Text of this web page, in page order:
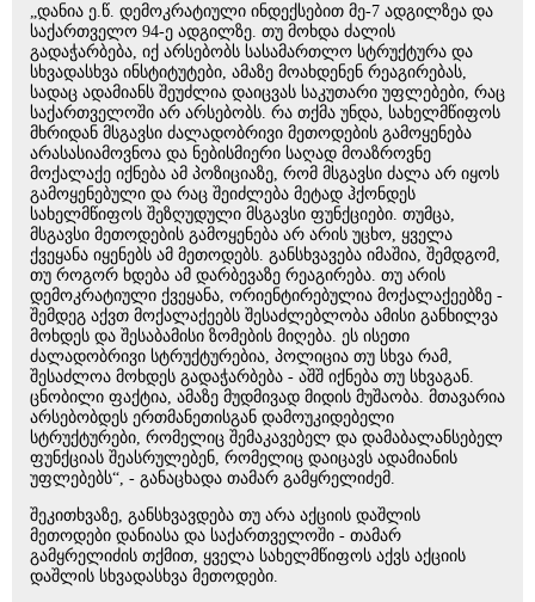
„დანია ე.წ. დემოკრატიული ინდექსებით მე-7 ადგილზეა და
საქართველო 94-ე ადგილზე. თუ მოხდა ძალის
გადაჭარბება, იქ არსებობს სასამართლო სტრუქტურა და
სხვადასხვა ინსტიტუტები, ამაზე მოახდენენ რეაგირებას,
სადაც ადამიანს შეუძლია დაიცვას საკუთარი უფლებები, რაც
საქართველოში არ არსებობს. რა თქმა უნდა, სახელმწიფოს
მხრიდან მსგავსი ძალადობრივი მეთოდების გამოყენება
არასასიამოვნოა და ნებისმიერი საღად მოაზროვნე
მოქალაქე იქნება ამ პოზიციაზე, რომ მსგავსი ძალა არ იყოს
გამოყენებული და რაც შეიძლება მეტად ჰქონდეს
სახელმწიფოს შეზღუდული მსგავსი ფუნქციები. თუმცა,
მსგავსი მეთოდების გამოყენება არ არის უცხო, ყველა
ქვეყანა იყენებს ამ მეთოდებს. განსხვავება იმაშია, შემდგომ,
თუ როგორ ხდება ამ დარბევაზე რეაგირება. თუ არის
დემოკრატიული ქვეყანა, ორიენტირებულია მოქალაქეებზე -
შემდეგ აქვთ მოქალაქეებს შესაძლებლობა ამისი განხილვა
მოხდეს და შესაბამისი ზომების მიღება. ეს ისეთი
ძალადობრივი სტრუქტურებია, პოლიცია თუ სხვა რამ,
შესაძლოა მოხდეს გადაჭარბება - აშშ იქნება თუ სხვაგან.
ცნობილი ფაქტია, ამაზე მუდმივად მიდის მუშაობა. მთავარია
არსებობდეს ერთმანეთისგან დამოუკიდებელი
სტრუქტურები, რომელიც შემაკავებელ და დამაბალანსებელ
ფუნქციას შეასრულებენ, რომელიც დაიცავს ადამიანის
უფლებებს“, - განაცხადა თამარ გამყრელიძემ.
შეკითხვაზე, განსხვავდება თუ არა აქციის დაშლის
მეთოდები დანიასა და საქართველოში - თამარ
გამყრელიძის თქმით, ყველა სახელმწიფოს აქვს აქციის
დაშლის სხვადასხვა მეთოდები.